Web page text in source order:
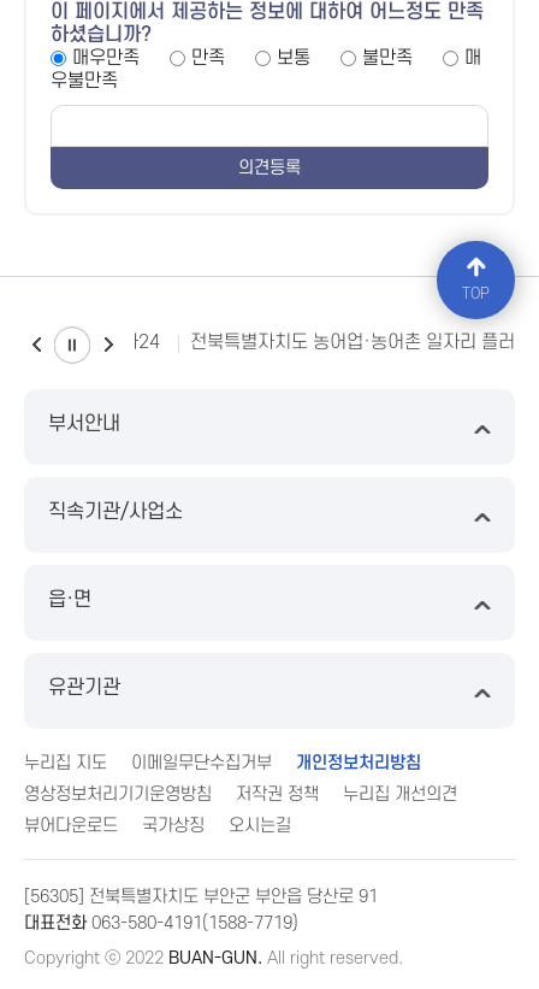
이 페이지에서 제공하는 정보에 대하여 어느정도 만족
하셨습니까?
매우만족
만족 보통 불만족
매
우불만족
소비자24 전북특별자치도 농어업·농어촌 일자리 플러스
부서안내
직속기관/사업소
읍·면
유관기관
누리집 지도 이메일무단수집거부
개인정보처리방침
영상정보처리기기운영방침
저작권 정책
누리집 개선의견
뷰어다운로드
국가상징 오시는길
[56305] 전북특별자치도 부안군 부안읍 당산로 91
대표전화063-580-4191(1588-7719)
Copyright ⓒ 2022 BUAN-GUN. All right reserved.
TOP